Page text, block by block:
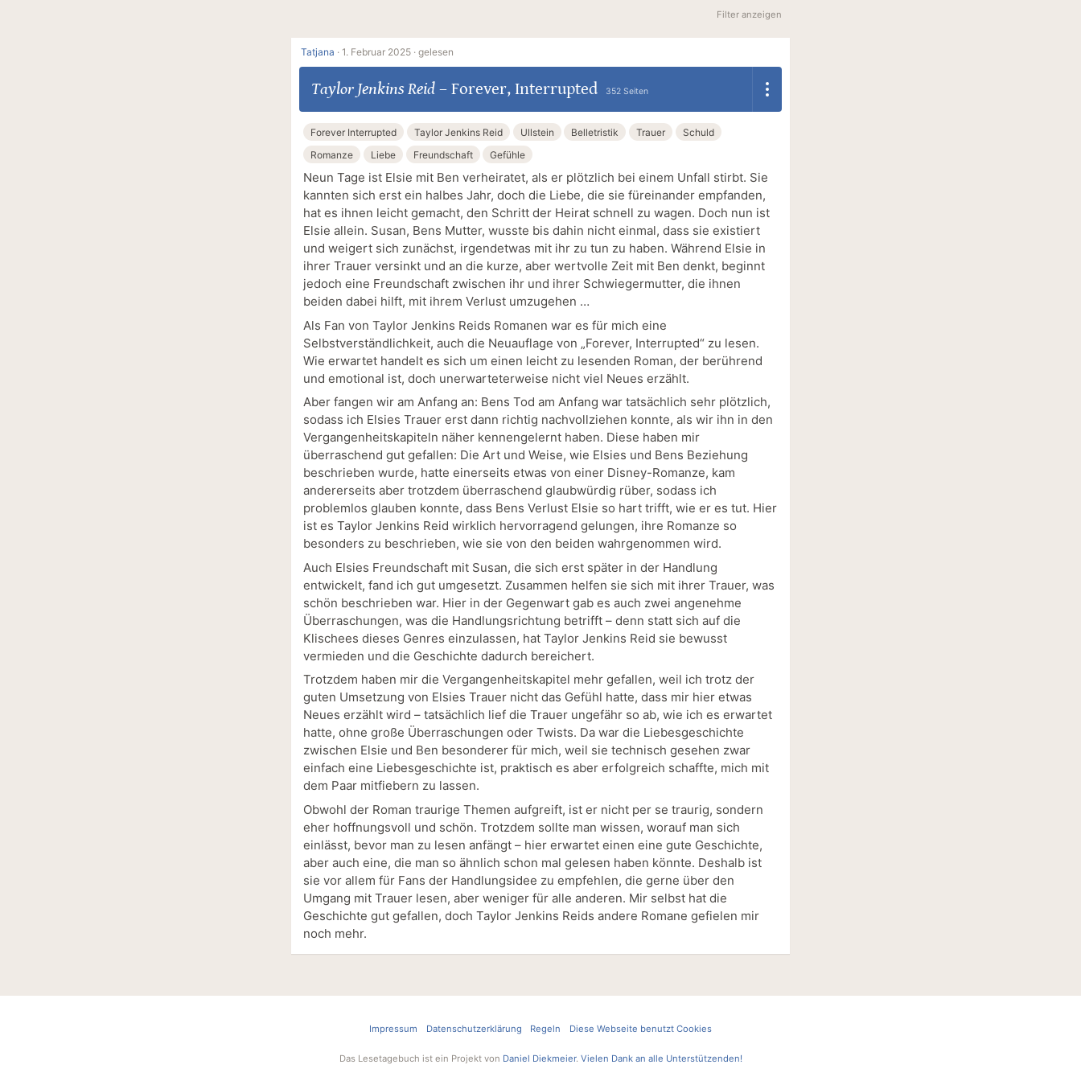
Filter anzeigen
Tatjana · 1. Februar 2025 · gelesen
Taylor Jenkins Reid– Forever, Interrupted 352 Seiten
Forever Interrupted Taylor Jenkins Reid Ullstein Belletristik Trauer
Schuld
Romanze
Liebe Freundschaft Gefühle
Neun Tage ist Elsie mit Ben verheiratet, als er plötzlich bei einem Unfall stirbt. Sie
kannten sich erst ein halbes Jahr, doch die Liebe, die sie füreinander empfanden,
hat es ihnen leicht gemacht, den Schritt der Heirat schnell zu wagen. Doch nun ist
Elsie allein. Susan, Bens Mutter, wusste bis dahin nicht einmal, dass sie existiert
und weigert sich zunächst, irgendetwas mit ihr zu tun zu haben. Während Elsie in
ihrer Trauer versinkt und an die kurze, aber wertvolle Zeit mit Ben denkt, beginnt
jedoch eine Freundschaft zwischen ihr und ihrer Schwiegermutter, die ihnen
beiden dabei hilft, mit ihrem Verlust umzugehen …
Als Fan von Taylor Jenkins Reids Romanen war es für mich eine
Selbstverständlichkeit, auch die Neuauflage von „Forever, Interrupted“ zu lesen.
Wie erwartet handelt es sich um einen leicht zu lesenden Roman, der berührend
und emotional ist, doch unerwarteterweise nicht viel Neues erzählt.
Aber fangen wir am Anfang an: Bens Tod am Anfang war tatsächlich sehr plötzlich,
sodass ich Elsies Trauer erst dann richtig nachvollziehen konnte, als wir ihn in den
Vergangenheitskapiteln näher kennengelernt haben. Diese haben mir
überraschend gut gefallen: Die Art und Weise, wie Elsies und Bens Beziehung
beschrieben wurde, hatte einerseits etwas von einer Disney-Romanze, kam
andererseits aber trotzdem überraschend glaubwürdig rüber, sodass ich
problemlos glauben konnte, dass Bens Verlust Elsie so hart trifft, wie er es tut. Hier
ist es Taylor Jenkins Reid wirklich hervorragend gelungen, ihre Romanze so
besonders zu beschrieben, wie sie von den beiden wahrgenommen wird.
Auch Elsies Freundschaft mit Susan, die sich erst später in der Handlung
entwickelt, fand ich gut umgesetzt. Zusammen helfen sie sich mit ihrer Trauer, was
schön beschrieben war. Hier in der Gegenwart gab es auch zwei angenehme
Überraschungen, was die Handlungsrichtung betrifft – denn statt sich auf die
Klischees dieses Genres einzulassen, hat Taylor Jenkins Reid sie bewusst
vermieden und die Geschichte dadurch bereichert.
Trotzdem haben mir die Vergangenheitskapitel mehr gefallen, weil ich trotz der
guten Umsetzung von Elsies Trauer nicht das Gefühl hatte, dass mir hier etwas
Neues erzählt wird – tatsächlich lief die Trauer ungefähr so ab, wie ich es erwartet
hatte, ohne große Überraschungen oder Twists. Da war die Liebesgeschichte
zwischen Elsie und Ben besonderer für mich, weil sie technisch gesehen zwar
einfach eine Liebesgeschichte ist, praktisch es aber erfolgreich schaffte, mich mit
dem Paar mitfiebern zu lassen.
Obwohl der Roman traurige Themen aufgreift, ist er nicht per se traurig, sondern
eher hoffnungsvoll und schön. Trotzdem sollte man wissen, worauf man sich
einlässt, bevor man zu lesen anfängt – hier erwartet einen eine gute Geschichte,
aber auch eine, die man so ähnlich schon mal gelesen haben könnte. Deshalb ist
sie vor allem für Fans der Handlungsidee zu empfehlen, die gerne über den
Umgang mit Trauer lesen, aber weniger für alle anderen. Mir selbst hat die
Geschichte gut gefallen, doch Taylor Jenkins Reids andere Romane gefielen mir
noch mehr.
Impressum Datenschutzerklärung Regeln Diese Webseite benutzt Cookies
Das Lesetagebuch ist ein Projekt von Daniel Diekmeier. Vielen Dank an alle Unterstützenden!